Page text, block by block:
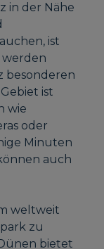
in der Nähe
ist
werden
besonderen
ist
wie
oder
Minuten
auch
weltweit
zu
bietet